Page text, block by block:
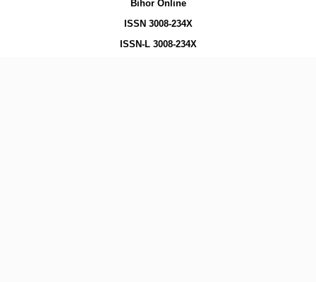
Bihor Online
ISSN 3008-234X
ISSN-L 3008-234X